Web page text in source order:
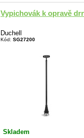
Vypichovák k opravě
Duchell
Kód: SG27200
Skladem